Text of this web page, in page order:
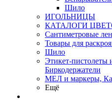
Шило
ИГОЛЬНИЦЫ
КАТАЛОГИ
Сантиметровые
Товары для
Шило
Этикет-пистолеты
Биркодержатели
МЕЛ и маркеры,
Ещё